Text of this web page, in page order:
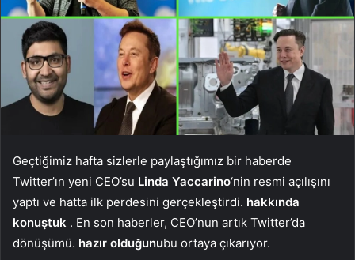
Geçtiğimiz hafta sizlerle paylaştığımız bir haberde
Twitter’ın yeni CEO’su Linda Yaccarino‘nin resmi açılışını
yaptı ve hatta ilk perdesini gerçekleştirdi. hakkında
konuştuk . En son haberler, CEO’nun artık Twitter’da
dönüşümü. hazır olduğunubu ortaya çıkarıyor.